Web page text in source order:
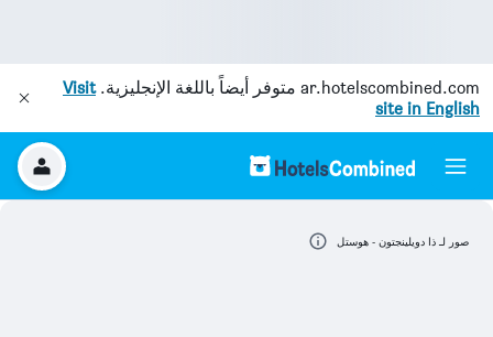
ar.hotelscombined.com متوفر أيضاً باللغة الإنجليزية.Visit
site in English
صور لـ ذا دويلينجتون - هوستل